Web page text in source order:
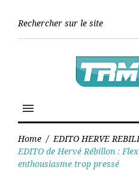
menu
Home / EDITO HERVE
EDITO de Hervé Rébillon :
enthousiasme trop pressé